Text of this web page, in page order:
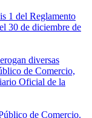
1 del Reglamento
30 de diciembre de
diversas
de Comercio,
Oficial de la
de Comercio.